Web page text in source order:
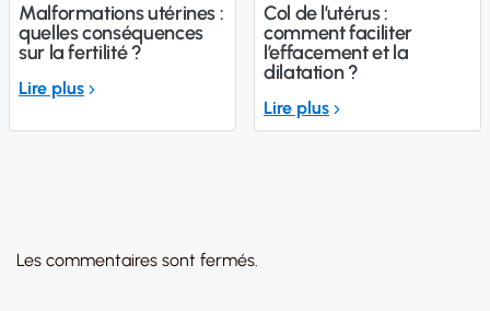
Malformations utérines :
quelles conséquences
sur la fertilité ?
Lire plus
Col de l’utérus :
comment faciliter
l’effacement et la
dilatation ?
Lire plus
Les commentaires sont fermés.